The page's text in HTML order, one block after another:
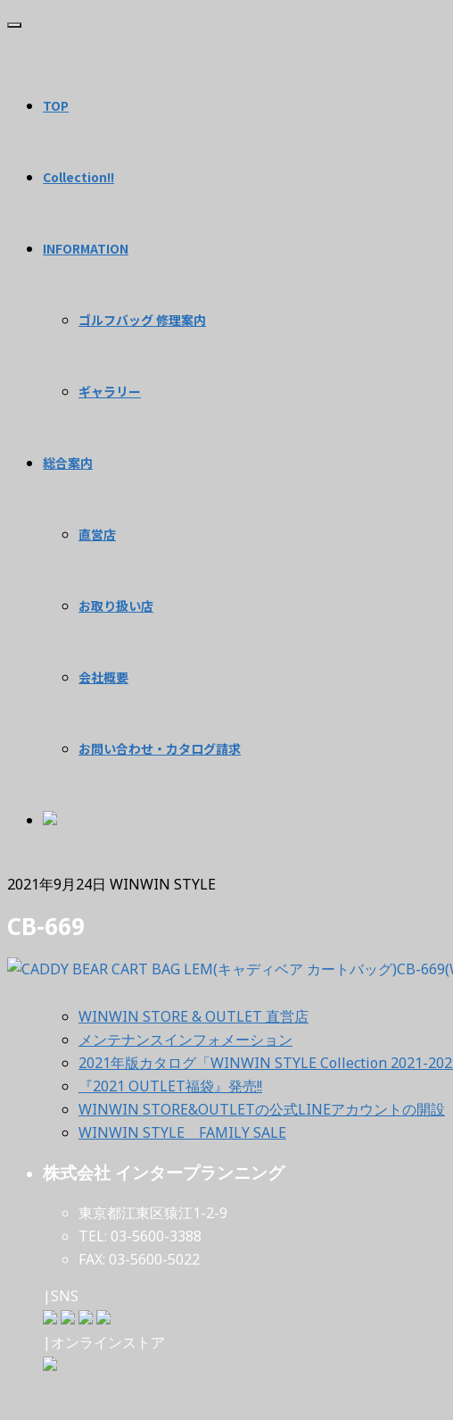
TOP
Collection!!
INFORMATION
ゴルフバッグ 修理案内
ギャラリー
総合案内
直営店
お取り扱い店
会社概要
お問い合わせ・カタログ請求
2021年9月24日 WINWIN STYLE
CB-669
WINWIN STORE & OUTLET 直営店
メンテナンスインフォメーション
2021年版カタログ「WINWIN STYLE Collection 2021-
『2021 OUTLET福袋』発売!!
WINWIN STORE&OUTLETの公式LINEアカウントの開設
WINWIN STYLE FAMILY SALE
株式会社 インタープランニング
東京都江東区猿江1-2-9
TEL: 03-5600-3388
FAX: 03-5600-5022
|SNS
|オンラインストア